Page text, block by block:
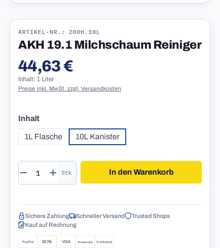
ARTIKEL-NR.: 200H.10L
AKH 19.1 Milchschaum Reiniger
Regulärer Preis:
44,63 €
Inhalt: 1 Liter
Preise inkl. MwSt. zzgl. Versandkosten
Inhaltauswählen
1L Flasche 10L Kanister
Produkt Anzahl: Gib den gewünschten
Stk In den Warenkorb
Sichere Zahlung Schneller Versand
Trusted Shops
Kauf auf Rechnung